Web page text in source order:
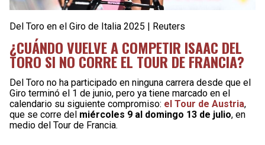
Del Toro en el Giro de Italia 2025 | Reuters
¿CUÁNDO VUELVE A COMPETIR ISAAC DEL
TORO SI NO CORRE EL TOUR DE FRANCIA?
Del Toro no ha participado en ninguna carrera desde que el
Giro terminó el 1 de junio, pero ya tiene marcado en el
calendario su siguiente compromiso: el Tour de Austria,
que se corre del miércoles 9 al domingo 13 de julio, en
medio del Tour de Francia.